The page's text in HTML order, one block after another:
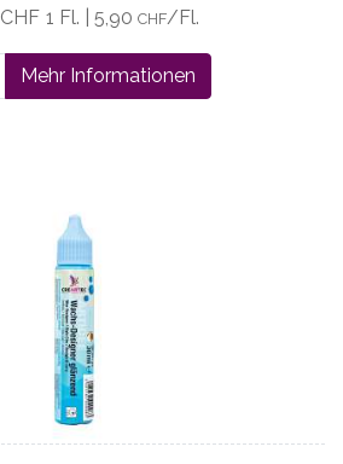
CHF 1 Fl. | 5,90 CHF/Fl.
Mehr Informationen